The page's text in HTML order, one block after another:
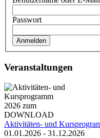
Passwort
Veranstaltungen
Aktivitäten- und
01.01.2026 - 31.12.2026